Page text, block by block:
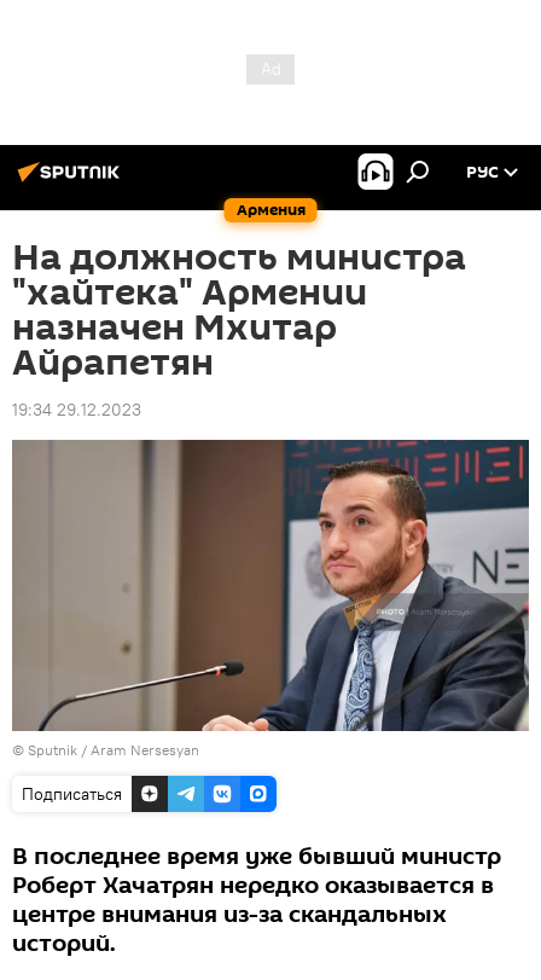
Армения
РУС
На должность министра
"хайтека" Армении
назначен Мхитар
Айрапетян
19:34 29.12.2023
© Sputnik / Aram Nersesyan
Подписаться
В последнее время уже бывший министр
Роберт Хачатрян нередко оказывается в
центре внимания из-за скандальных
историй.